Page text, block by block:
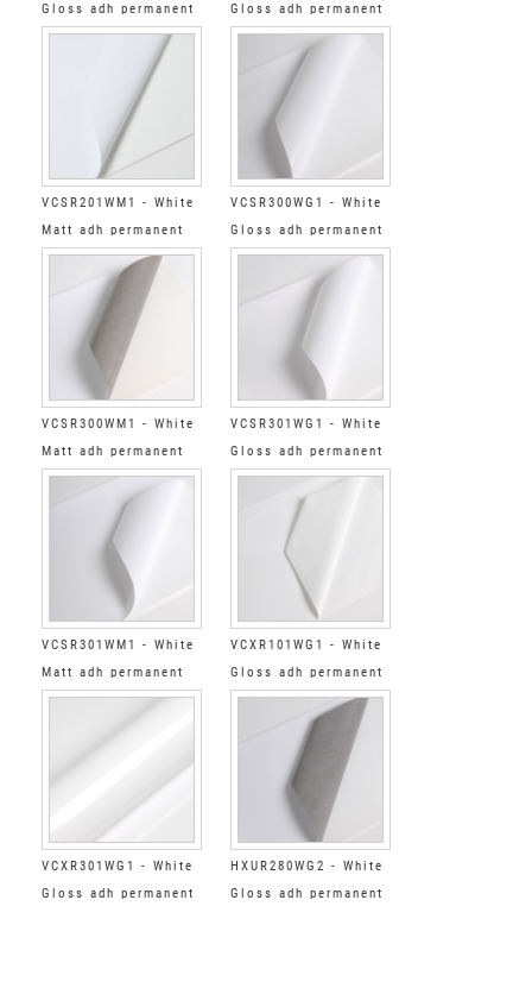
Gloss adh permanent
super-reinforced grey
Gloss adh permanent
super-reinforced
clear Special Cold
VCSR201WM1 - White
Matt adh permanent
super-reinforced
VCSR300WG1 - White
Gloss adh permanent
super-reinforced grey
VCSR300WM1 - White
Matt adh permanent
super-reinforced grey
VCSR301WG1 - White
Gloss adh permanent
super-reinforced
VCSR301WM1 - White
Matt adh permanent
super-reinforced
VCXR101WG1 - White
Gloss adh permanent
super-reinforced
VCXR301WG1 - White
Gloss adh permanent
HXUR280WG2 - White
Gloss adh permanent